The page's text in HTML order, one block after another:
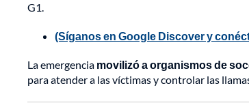
G1.
(Síganos en Google Discover y
La emergencia movilizó a organismos de
para atender a las víctimas y controlar las